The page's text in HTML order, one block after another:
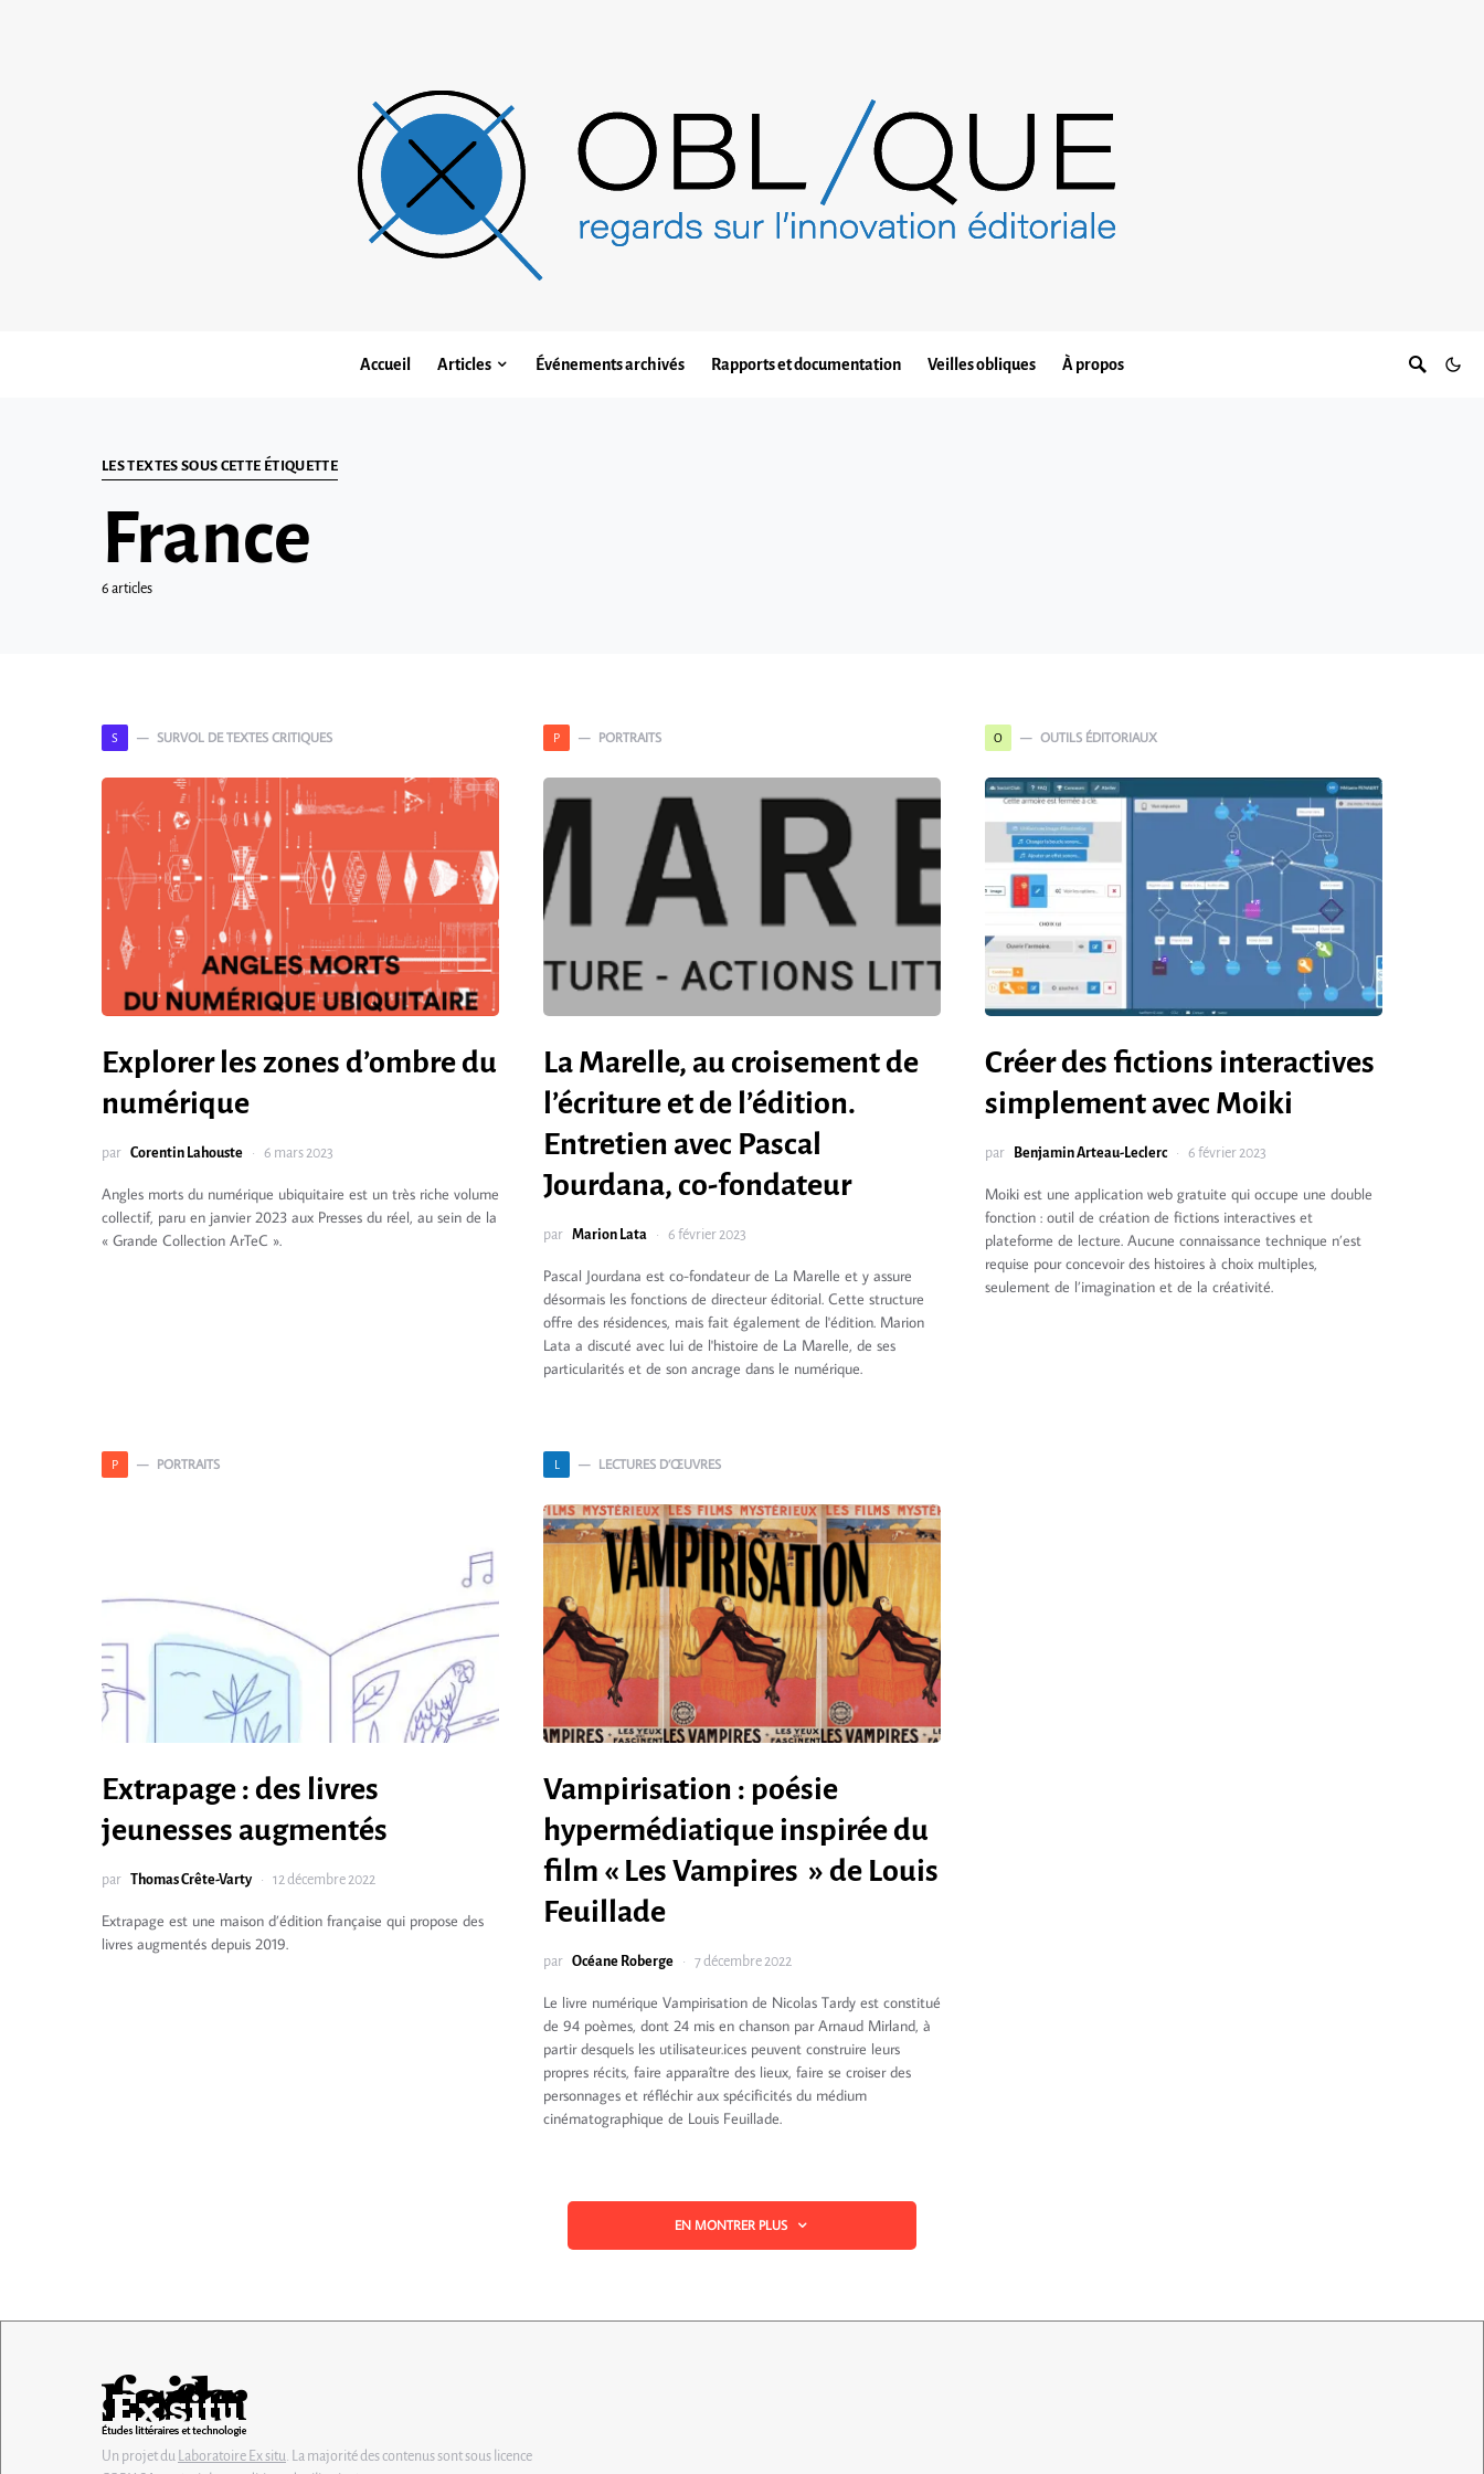
Accueil Articles Événements archivés Rapports et documentation Veilles obliques À propos
LES TEXTES SOUS CETTE ÉTIQUETTE
France
6 articles
S SURVOL DE TEXTES CRITIQUES
Explorer les zones d’ombre du
numérique
par Corentin Lahouste 6 mars 2023
Angles morts du numérique ubiquitaire est un très riche volume
collectif, paru en janvier 2023 aux Presses du réel, au sein de la
« Grande Collection ArTeC ».
P PORTRAITS
La Marelle, au croisement de
l’écriture et de l’édition.
Entretien avec Pascal
Jourdana, co-fondateur
par Marion Lata 6 février 2023
Pascal Jourdana est co-fondateur de La Marelle et y assure
désormais les fonctions de directeur éditorial. Cette structure
offre des résidences, mais fait également de l'édition. Marion
Lata a discuté avec lui de l'histoire de La Marelle, de ses
particularités et de son ancrage dans le numérique.
O OUTILS ÉDITORIAUX
Créer des fictions interactives
simplement avec Moiki
par Benjamin Arteau-Leclerc 6 février 2023
Moiki est une application web gratuite qui occupe une double
fonction : outil de création de fictions interactives et
plateforme de lecture. Aucune connaissance technique n’est
requise pour concevoir des histoires à choix multiples,
seulement de l’imagination et de la créativité.
P PORTRAITS
Extrapage : des livres
jeunesses augmentés
par Thomas Crête-Varty 12 décembre 2022
Extrapage est une maison d’édition française qui propose des
livres augmentés depuis 2019.
L LECTURES D’ŒUVRES
Vampirisation : poésie
hypermédiatique inspirée du
film « Les Vampires » de Louis
Feuillade
par Océane Roberge 7 décembre 2022
Le livre numérique Vampirisation de Nicolas Tardy est constitué
de 94 poèmes, dont 24 mis en chanson par Arnaud Mirland, à
partir desquels les utilisateur.ices peuvent construire leurs
propres récits, faire apparaître des lieux, faire se croiser des
personnages et réfléchir aux spécificités du médium
cinématographique de Louis Feuillade.
EN MONTRER PLUS
Un projet du Laboratoire Ex situ. La majorité des contenus sont sous licence